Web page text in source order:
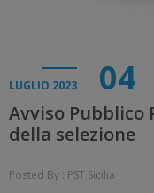
LUGLIO 2023 04
Avviso Pubblico
della selezione
Posted By : PST Sicilia